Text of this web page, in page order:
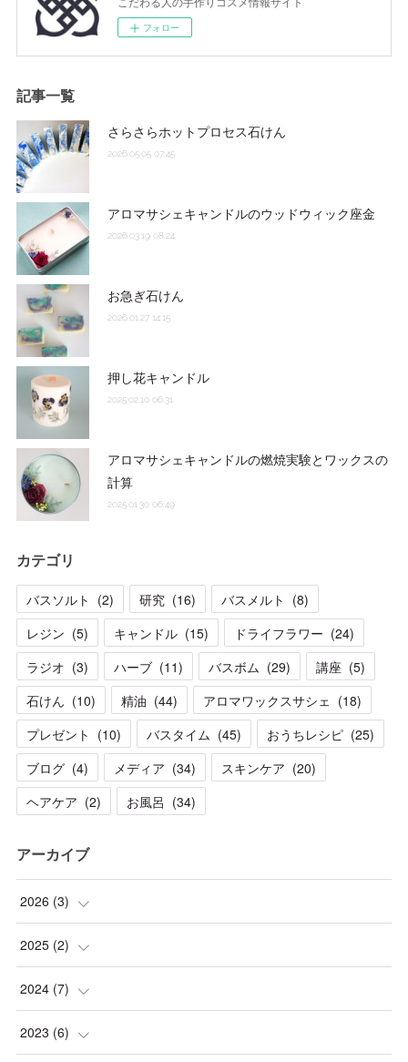
フォロー
記事一覧
さらさらホットプロセス石けん
2026.05.05 07:45
アロマサシェキャンドルのウッドウィック座金
2026.03.19 08:24
お急ぎ石けん
2026.01.27 14:15
押し花キャンドル
2025.02.10 06:31
アロマサシェキャンドルの燃焼実験とワックスの
計算
2025.01.30 06:49
カテゴリ
バスソルト (2) 研究 (16) バスメルト (8)
レジン (5) キャンドル (15) ドライフラワー (24)
ラジオ (3) ハーブ (11) バスボム (29) 講座 (5)
石けん (10) 精油 (44) アロマワックスサシェ (18)
プレゼント (10) バスタイム (45) おうちレシピ (25)
ブログ (4) メディア (34) スキンケア (20)
ヘアケア (2) お風呂 (34)
アーカイブ
2026 (3)
(1
(1
(1
2025 (2)
(1
(1
2024 (7)
(1
2023 (6)